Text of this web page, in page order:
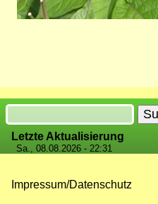
Suche
Letzte Aktualisierung
Sa., 08.08.2026 - 22:31
Impressum/Datenschutz